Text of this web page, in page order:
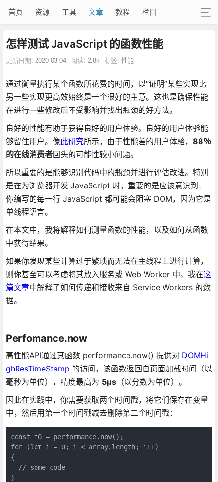
首页 资源 工具 文章 教程 栏目
怎样测试 JavaScript 的函数性能
更新日期: 2020-03-04 阅读: 2.8k 标签: 性能
通过衡量执行某个函数所花费的时间，以“证明”某些实现比
另一些实现更高效始终是一个很好的主意。这也是确保性能
在进行一些修改后不受影响并找出瓶颈的好方法。
良好的性能有助于获得良好的用户体验。良好的用户体验能
够留住用户。像此研究所示，由于性能差的用户体验， 88％
的在线消费者回头的可能性较小问题。
所以重要的是能够识别代码中的瓶颈并进行评估改进。特别
是在为浏览器开发 JavaScript 时，重要的是应该意识到，
你编写的每一行 JavaScript 都可能会阻塞 DOM，因为它是
单线程语言。
在本文中，我将解释如何测量函数的性能，以及如何从函数
中获得结果。
如果你发现某些计算过于繁琐而无法在主线程上进行计算，
则你甚至可以考虑将其放入服务或 Web Worker 中。我在这
篇文章中解释了如何传递和接收来自 Service Workers 的数
据。
Perfomance.now
高性能API通过其函数 performance.now() 提供对 DOMHi
ghResTimeStamp 的访问，该函数返回自页面加载时间（以
毫秒为单位），精度最高为 5µs（以分数为单位）。
因此在实践中，你需要获取两个时间戳，将它们保存在变量
中，然后用第一个时间戳减去删除第二个时间戳：
const t0 = performance.now();
for (let i = 0; i < array.length; i++)
{
  // some code
}